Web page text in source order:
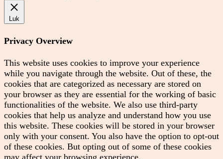
Luk
Privacy Overview
This website uses cookies to improve your experience
while you navigate through the website. Out of these, the
cookies that are categorized as necessary are stored on
your browser as they are essential for the working of basic
functionalities of the website. We also use third-party
cookies that help us analyze and understand how you use
this website. These cookies will be stored in your browser
only with your consent. You also have the option to opt-out
of these cookies. But opting out of some of these cookies